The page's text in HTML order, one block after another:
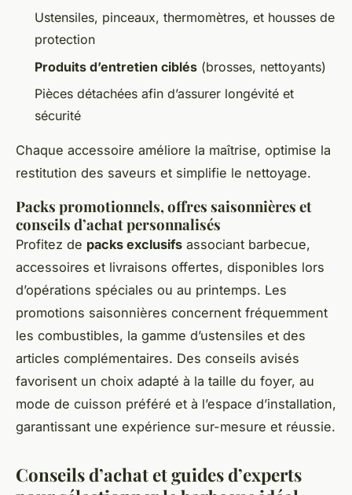
Ustensiles, pinceaux, thermomètres, et housses de
protection
Produits d’entretien ciblés (brosses, nettoyants)
Pièces détachées afin d’assurer longévité et
sécurité
Chaque accessoire améliore la maîtrise, optimise la
restitution des saveurs et simplifie le nettoyage.
Packs promotionnels, offres saisonnières et
conseils d’achat personnalisés
Profitez de packs exclusifs associant barbecue,
accessoires et livraisons offertes, disponibles lors
d’opérations spéciales ou au printemps. Les
promotions saisonnières concernent fréquemment
les combustibles, la gamme d’ustensiles et des
articles complémentaires. Des conseils avisés
favorisent un choix adapté à la taille du foyer, au
mode de cuisson préféré et à l’espace d’installation,
garantissant une expérience sur-mesure et réussie.
Conseils d’achat et guides d’experts